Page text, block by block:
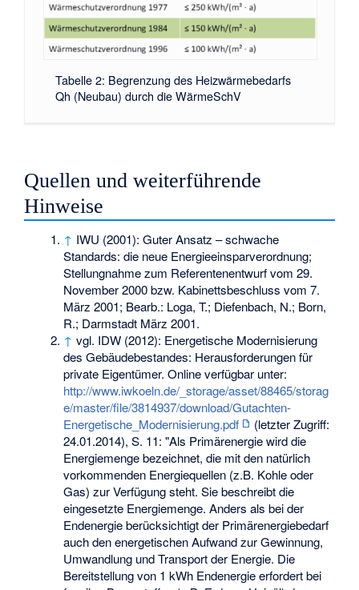
Tabelle 2: Begrenzung des Heizwärmebedarfs
Qh (Neubau) durch die WärmeSchV
Quellen und weiterführende
Hinweise
↑ IWU (2001): Guter Ansatz – schwache
Standards: die neue Energieeinsparverordnung;
Stellungnahme zum Referentenentwurf vom 29.
November 2000 bzw. Kabinettsbeschluss vom 7.
März 2001; Bearb.: Loga, T.; Diefenbach, N.; Born,
R.; Darmstadt März 2001.
↑ vgl. IDW (2012): Energetische Modernisierung
des Gebäudebestandes: Herausforderungen für
private Eigentümer. Online verfügbar unter:
http://www.iwkoeln.de/_storage/asset/88465/storag
e/master/file/3814937/download/Gutachten-
Energetische_Modernisierung.pdf
(letzter Zugriff:
24.01.2014), S. 11: "Als Primärenergie wird die
Energiemenge bezeichnet, die mit den natürlich
vorkommenden Energiequellen (z.B. Kohle oder
Gas) zur Verfügung steht. Sie beschreibt die
eingesetzte Energiemenge. Anders als bei der
Endenergie berücksichtigt der Primärenergiebedarf
auch den energetischen Aufwand zur Gewinnung,
Umwandlung und Transport der Energie. Die
Bereitstellung von 1 kWh Endenergie erfordert bei